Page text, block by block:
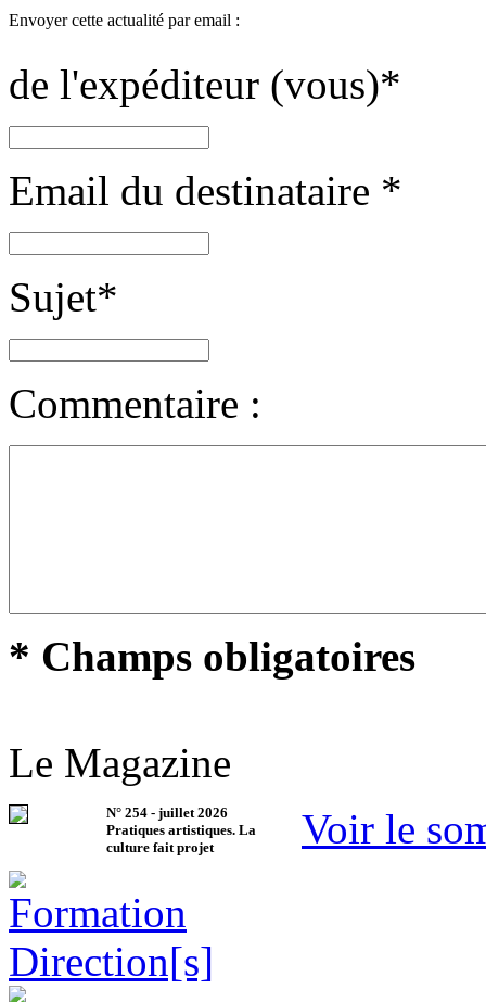
Envoyer cette actualité par email :
de l'expéditeur (vous)*
Email du destinataire *
Sujet*
Commentaire :
* Champs obligatoires
Le Magazine
N° 254 - juillet 2026
Pratiques artistiques. La
culture fait projet
Voir le